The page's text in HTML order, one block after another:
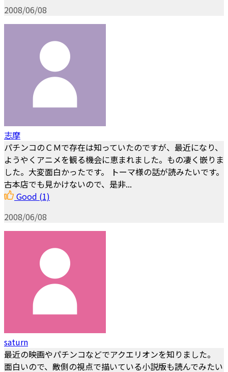
2008/06/08
志摩
パチンコのＣＭで存在は知っていたのですが、最近になり、
ようやくアニメを観る機会に恵まれました。もの凄く嵌りま
した。大変面白かったです。 トーマ様の話が読みたいです。
古本店でも見かけないので、是非...
Good (1)
2008/06/08
saturn
最近の映画やパチンコなどでアクエリオンを知りました。
面白いので、敵側の視点で描いている小説版も読んでみたい